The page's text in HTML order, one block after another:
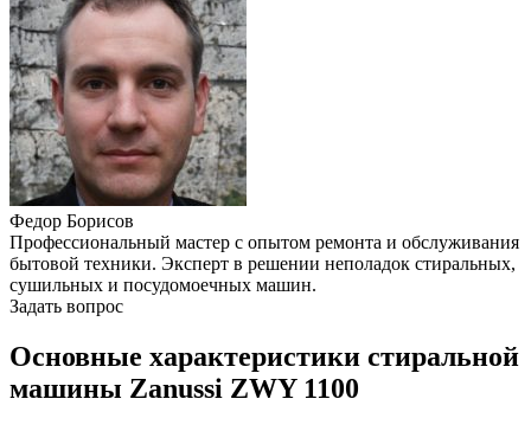
Федор Борисов
Профессиональный мастер с опытом ремонта и обслуживания
бытовой техники. Эксперт в решении неполадок стиральных,
сушильных и посудомоечных машин.
Задать вопрос
Основные характеристики стиральной
машины Zanussi ZWY 1100